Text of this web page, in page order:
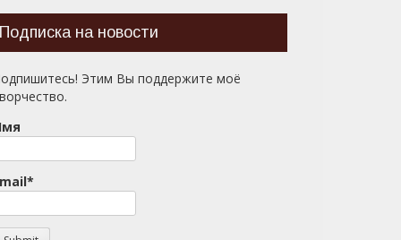
Подписка на новости
Этим Вы поддержите моё